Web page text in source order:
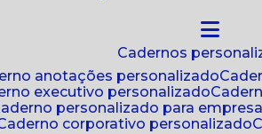
cadernos
anotações personalizado
executivo personalizado
caderno personalizado para empresa
caderno corporativo personalizado